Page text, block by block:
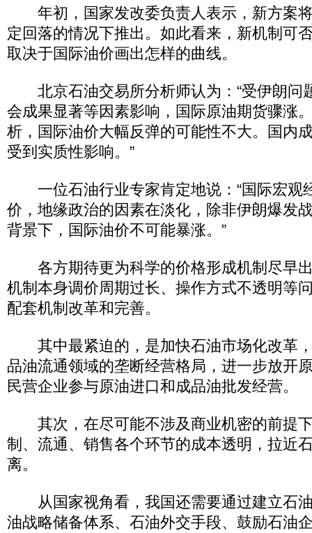
年初，国家发改委负责人表示，新方案
定回落的情况下推出。如此看来，新机制可
取决于国际油价画出怎样的曲线。
北京石油交易所分析师认为：“受伊朗问
会成果显著等因素影响，国际原油期货骤涨
析，国际油价大幅反弹的可能性不大。国内
受到实质性影响。”
一位石油行业专家肯定地说：“国际宏观
价，地缘政治的因素在淡化，除非伊朗爆发
背景下，国际油价不可能暴涨。”
各方期待更为科学的价格形成机制尽早
机制本身调价周期过长、操作方式不透明等
配套机制改革和完善。
其中最紧迫的，是加快石油市场化改革
品油流通领域的垄断经营格局，进一步放开
民营企业参与原油进口和成品油批发经营。
其次，在尽可能不涉及商业机密的前提
制、流通、销售各个环节的成本透明，拉近
离。
从国家视角看，我国还需要通过建立石
油战略储备体系、石油外交手段、鼓励石油